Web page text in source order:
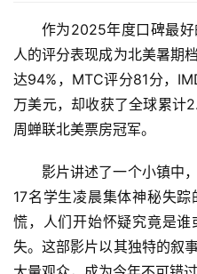
作为2025年度口碑最
人的评分表现成为北美暑期
达94%，MTC评分81分，
万美元，却收获了全球累计
周蝉联北美票房冠军。
影片讲述了一个小镇中
17名学生凌晨集体神秘失
慌，人们开始怀疑究竟是
失。这部影片以其独特的叙